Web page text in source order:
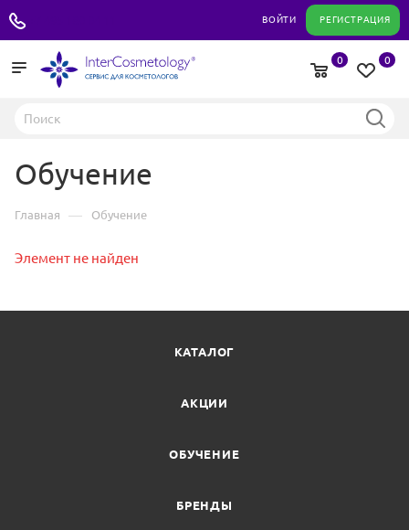
ВОЙТИ РЕГИСТРАЦИЯ
0
0
Обучение
Главная — Обучение
Элемент не найден
КАТАЛОГ
АКЦИИ
ОБУЧЕНИЕ
БРЕНДЫ